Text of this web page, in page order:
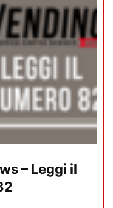
– Leggi il